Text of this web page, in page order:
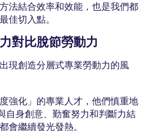
法結合效率和效能，也是我們都
佳切入點。
對比脫節勞動力
現創造分層式專業勞動力的風
強化」的專業人才，他們慎重地
自身創意、勤奮努力和判斷力結
會繼續發光發熱。